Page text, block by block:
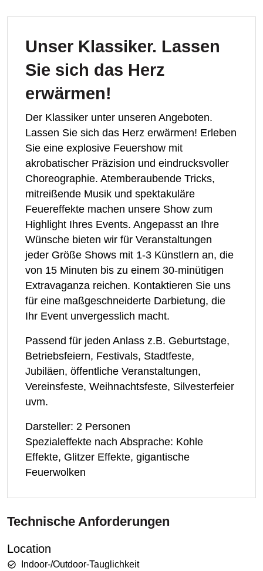
Unser Klassiker. Lassen
Sie sich das Herz
erwärmen!
Der Klassiker unter unseren Angeboten.
Lassen Sie sich das Herz erwärmen! Erleben
Sie eine explosive Feuershow mit
akrobatischer Präzision und eindrucksvoller
Choreographie. Atemberaubende Tricks,
mitreißende Musik und spektakuläre
Feuereffekte machen unsere Show zum
Highlight Ihres Events. Angepasst an Ihre
Wünsche bieten wir für Veranstaltungen
jeder Größe Shows mit 1-3 Künstlern an, die
von 15 Minuten bis zu einem 30-minütigen
Extravaganza reichen. Kontaktieren Sie uns
für eine maßgeschneiderte Darbietung, die
Ihr Event unvergesslich macht.
Passend für jeden Anlass z.B. Geburtstage,
Betriebsfeiern, Festivals, Stadtfeste,
Jubiläen, öffentliche Veranstaltungen,
Vereinsfeste, Weihnachtsfeste, Silvesterfeier
uvm.
Darsteller: 2 Personen
Spezialeffekte nach Absprache: Kohle
Effekte, Glitzer Effekte, gigantische
Feuerwolken
Technische Anforderungen
Location
Indoor-/Outdoor-Tauglichkeit